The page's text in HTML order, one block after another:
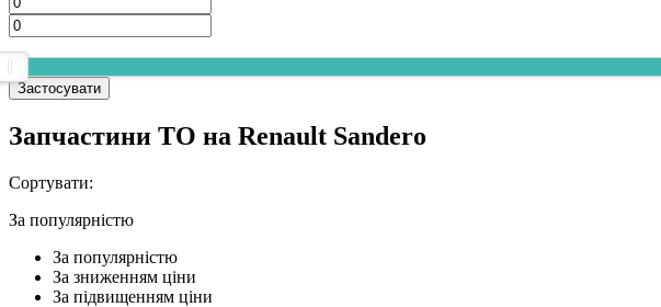
Застосувати
Запчастини ТО на Renault Sandero
Сортувати:
За популярнiстю
За популярнiстю
За зниженням ціни
За підвищенням ціни